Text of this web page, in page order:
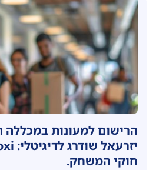
הרישום למעונות
חוקי המשחק.